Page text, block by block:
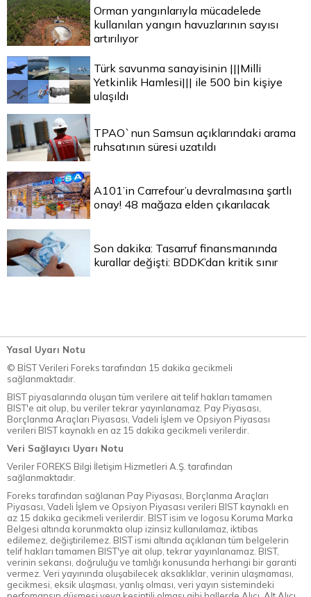
Orman yangınlarıyla mücadelede
kullanılan yangın havuzlarının sayısı
artırılıyor
Türk savunma sanayisinin |||Milli
Yetkinlik Hamlesi||| ile 500 bin kişiye
ulaşıldı
TPAO`nun Samsun açıklarındaki arama
ruhsatının süresi uzatıldı
A101’in Carrefour’u devralmasına şartlı
onay! 48 mağaza elden çıkarılacak
Son dakika: Tasarruf finansmanında
kurallar değişti: BDDK’dan kritik sınır
Yasal Uyarı Notu
© BİST Verileri Foreks tarafından 15 dakika gecikmeli
sağlanmaktadır.
BIST piyasalarında oluşan tüm verilere ait telif hakları tamamen
BIST'e ait olup, bu veriler tekrar yayınlanamaz. Pay Piyasası,
Borçlanma Araçları Piyasası, Vadeli İşlem ve Opsiyon Piyasası
verileri BIST kaynaklı en az 15 dakika gecikmeli verilerdir.
Veri Sağlayıcı Uyarı Notu
Veriler FOREKS Bilgi İletişim Hizmetleri A.Ş. tarafından
sağlanmaktadır.
Foreks tarafından sağlanan Pay Piyasası, Borçlanma Araçları
Piyasası, Vadeli İşlem ve Opsiyon Piyasası verileri BIST kaynaklı en
az 15 dakika gecikmeli verilerdir. BIST isim ve logosu Koruma Marka
Belgesi altında korunmakta olup izinsiz kullanılamaz, iktibas
edilemez, değiştirilemez. BIST ismi altında açıklanan tüm belgelerin
telif hakları tamamen BIST'ye ait olup, tekrar yayınlanamaz. BIST,
verinin sekansı, doğruluğu ve tamlığı konusunda herhangi bir garanti
vermez. Veri yayınında oluşabilecek aksaklıklar, verinin ulaşmaması,
gecikmesi, eksik ulaşması, yanlış olması, veri yayın sistemindeki